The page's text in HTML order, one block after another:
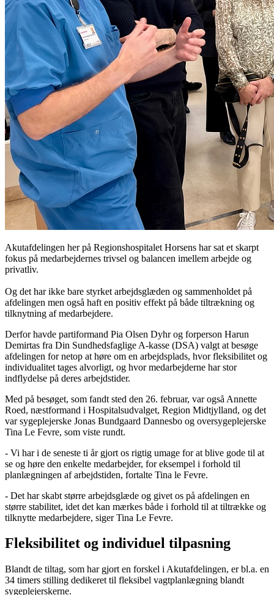
Akutafdelingen her på Regionshospitalet Horsens har sat et skarpt
fokus på medarbejdernes trivsel og balancen imellem arbejde og
privatliv.
Og det har ikke bare styrket arbejdsglæden og sammenholdet på
afdelingen men også haft en positiv effekt på både tiltrækning og
tilknytning af medarbejdere.
Derfor havde partiformand Pia Olsen Dyhr og forperson Harun
Demirtas fra Din Sundhedsfaglige A-kasse (DSA) valgt at besøge
afdelingen for netop at høre om en arbejdsplads, hvor fleksibilitet og
individualitet tages alvorligt, og hvor medarbejderne har stor
indflydelse på deres arbejdstider.
Med på besøget, som fandt sted den 26. februar, var også Annette
Roed, næstformand i Hospitalsudvalget, Region Midtjylland, og det
var sygeplejerske Jonas Bundgaard Dannesbo og oversygeplejerske
Tina Le Fevre, som viste rundt.
- Vi har i de seneste ti år gjort os rigtig umage for at blive gode til at
se og høre den enkelte medarbejder, for eksempel i forhold til
planlægningen af arbejdstiden, fortalte Tina le Fevre.
- Det har skabt større arbejdsglæde og givet os på afdelingen en
større stabilitet, idet det kan mærkes både i forhold til at tiltrække og
tilknytte medarbejdere, siger Tina Le Fevre.
Fleksibilitet og individuel tilpasning
Blandt de tiltag, som har gjort en forskel i Akutafdelingen, er bl.a. en
34 timers stilling dedikeret til fleksibel vagtplanlægning blandt
sygeplejerskerne.